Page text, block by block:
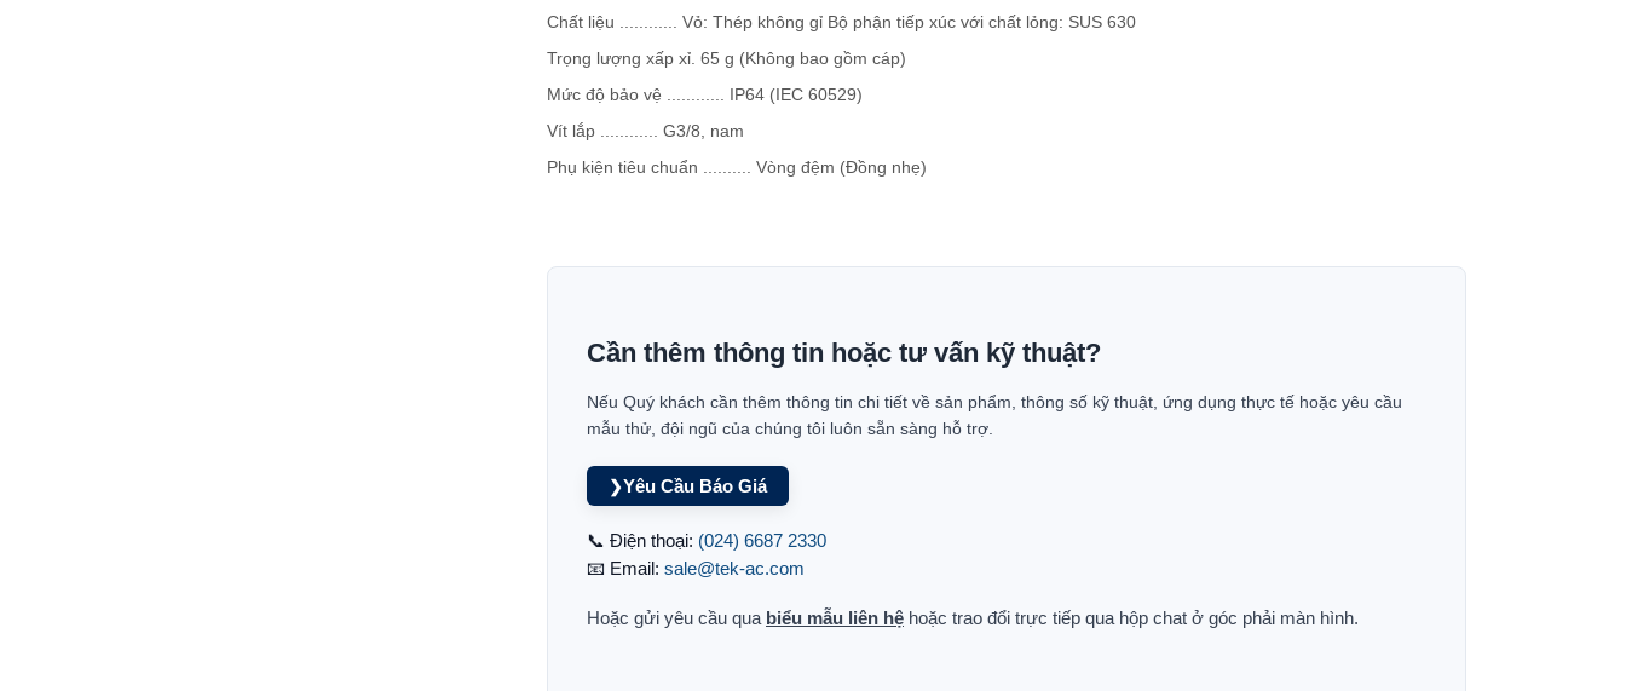
Chất liệu ............ Vỏ: Thép không gỉ Bộ phận tiếp xúc với chất lỏng: SUS 630
Trọng lượng xấp xỉ. 65 g (Không bao gồm cáp)
Mức độ bảo vệ ............ IP64 (IEC 60529)
Vít lắp ............ G3/8, nam
Phụ kiện tiêu chuẩn .......... Vòng đệm (Đồng nhẹ)
Cần thêm thông tin hoặc tư vấn kỹ thuật?
Nếu Quý khách cần thêm thông tin chi tiết về sản phẩm, thông số kỹ thuật, ứng dụng thực tế hoặc yêu cầu
mẫu thử, đội ngũ của chúng tôi luôn sẵn sàng hỗ trợ.
❯Yêu Cầu Báo Giá
📞 Điện thoại: (024) 6687 2330
📧 Email: sale@tek-ac.com
Hoặc gửi yêu cầu qua biểu mẫu liên hệ hoặc trao đổi trực tiếp qua hộp chat ở góc phải màn hình.